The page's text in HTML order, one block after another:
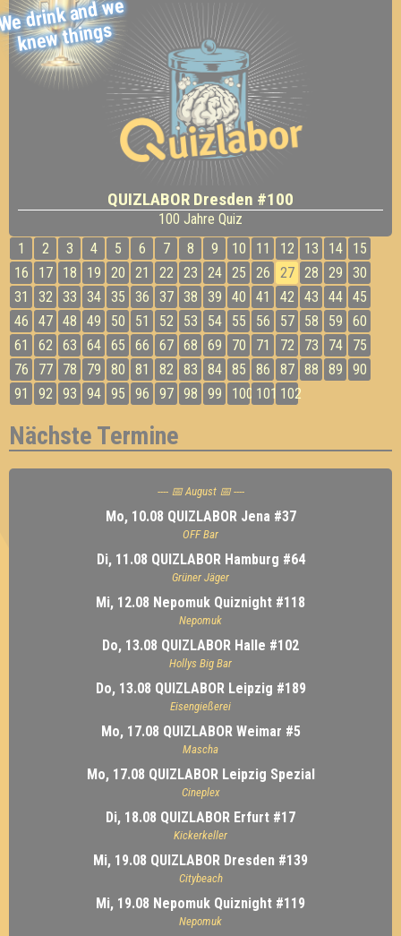
drink and
w things
QUIZLABOR Dresden #100
100 Jahre Quiz
1
2 3 4 5 6 7 8 9 10 11 12 13 14
15
16
17 18 19 20 21 22 23 24 25 26 27 28 29
30
31
32 33 34 35 36 37 38 39 40 41 42 43 44 45
46
47 48 49 50 51 52 53 54 55 56 57 58 59
60
61
62 63 64 65 66 67 68 69 70 71 72 73 74
75
76
77 78 79 80 81 82 83 84 85 86 87 88 89
90
91
92 93 94 95 96 97 98 99 100 101 102
Nächste Termine
---- 📅 August 📅 ----
Mo, 10.08 QUIZLABOR Jena #37
OFF Bar
Di, 11.08 QUIZLABOR Hamburg #64
Grüner Jäger
Mi, 12.08 Nepomuk Quiznight #118
Nepomuk
Do, 13.08 QUIZLABOR Halle #102
Hollys Big Bar
Do, 13.08 QUIZLABOR Leipzig #189
Eisengießerei
Mo, 17.08 QUIZLABOR Weimar #5
Mascha
Mo, 17.08 QUIZLABOR Leipzig Spezial
Cineplex
Di, 18.08 QUIZLABOR Erfurt #17
Kickerkeller
Mi, 19.08 QUIZLABOR Dresden #139
Citybeach
Mi, 19.08 Nepomuk Quiznight #119
Nepomuk